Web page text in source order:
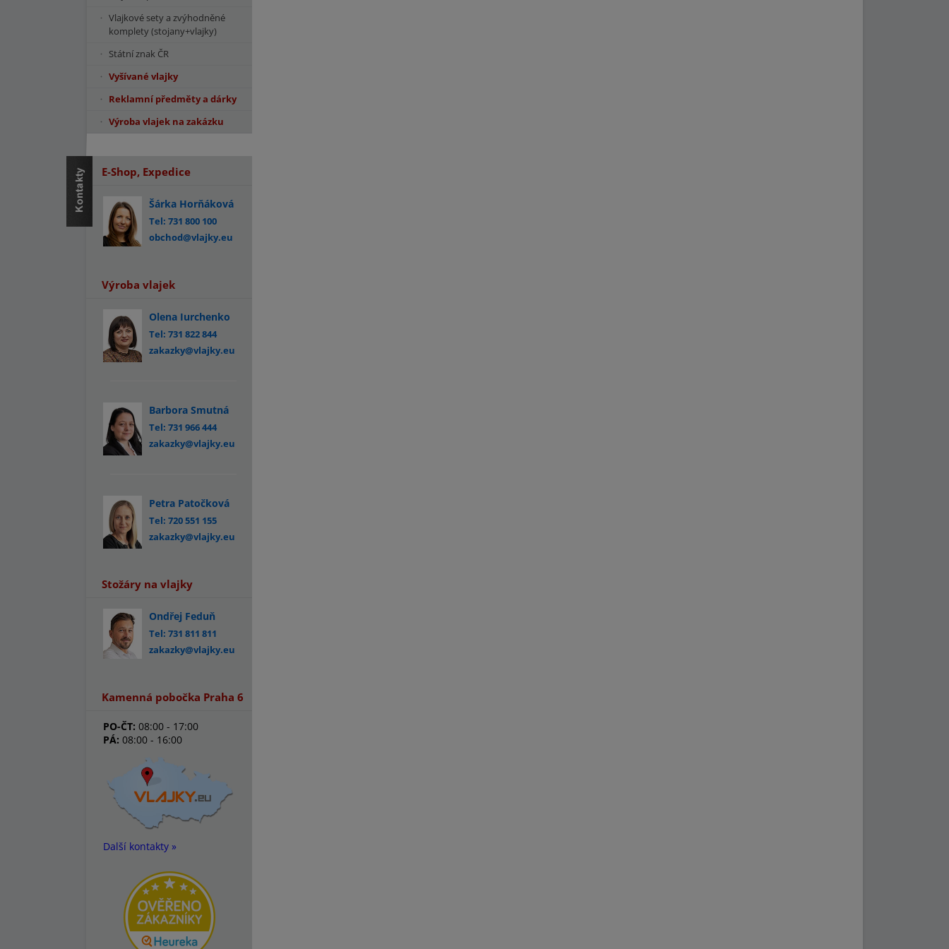
Vlajkové sety a zvýhodněné
komplety (stojany+vlajky)
Státní znak ČR
Vyšívané vlajky
Reklamní předměty a dárky
Výroba vlajek na zakázku
E-Shop, Expedice
Šárka Horňáková
Tel: 731 800 100
obchod@vlajky.eu
Výroba vlajek
Olena Iurchenko
Tel: 731 822 844
zakazky@vlajky.eu
Barbora Smutná
Tel: 731 966 444
zakazky@vlajky.eu
Petra Patočková
Tel: 720 551 155
zakazky@vlajky.eu
Stožáry na vlajky
Ondřej Feduň
Tel: 731 811 811
zakazky@vlajky.eu
Kamenná pobočka Praha 6
PO-ČT: 08:00 - 17:00
PÁ: 08:00 - 16:00
Další kontakty »